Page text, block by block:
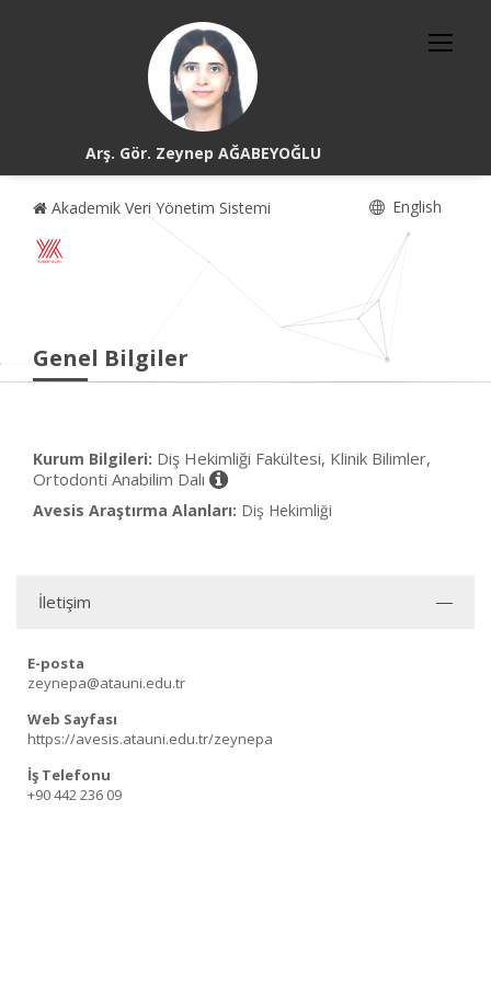
Arş. Gör. Zeynep AĞABEYOĞLU
Akademik Veri Yönetim Sistemi English
Genel Bilgiler
Kurum Bilgileri: Diş Hekimliği Fakültesi, Klinik Bilimler,
Ortodonti Anabilim Dalı
Avesis Araştırma Alanları: Diş Hekimliği
İletişim
E-posta
zeynepa@atauni.edu.tr
Web Sayfası
https://avesis.atauni.edu.tr/zeynepa
İş Telefonu
+90 442 236 09